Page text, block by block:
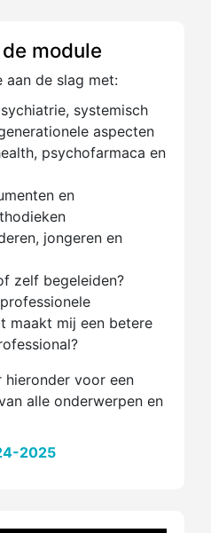
module
aan de slag met:
systemisch
aspecten
psychofarmaca en
en
jongeren en
zelf begeleiden?
maakt mij een betere
voor een
alle onderwerpen en
2025